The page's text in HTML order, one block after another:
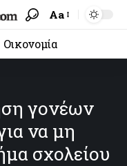
Aa
Οικονομία
γονέων
να μη
σχολείου